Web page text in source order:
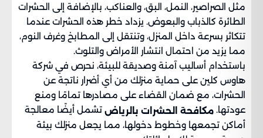
مثل الصراصير، النمل، البق، والعناكب، بالإضافة إلى الحشرات
الطائرة كالذباب والبعوض. يزداد خطر هذه الحشرات عندما
تتكاثر بسرعة داخل المنزل، وتنتقل إلى المطابخ وغرف النوم،
مما يزيد من احتمال انتشار الأمراض والتلوث.
باستخدام أساليب آمنة وصديقة للبيئة، نحرص في شركة
هاوس كلين على حماية منزلك من أي أضرار ناتجة عن
الحشرات، مع ضمان القضاء على مصادرها تمامًا ومنع
عودتها. مكافحة الحشرات بالرياض تشمل أيضًا معالجة
أماكن تجمعها وخطوط دخولها، مما يجعل منزلك بيئة